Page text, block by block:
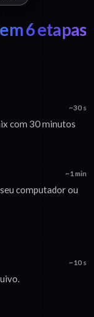
em 6 etapas
~30 s
com 30 minutos
~1 min
computador ou
~10 s